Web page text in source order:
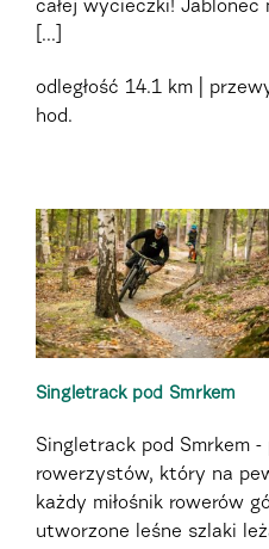
całej wycieczki! Jablonec
[...]
odległość 14.1 km
hod.
Singletrack pod Smrkem
Singletrack pod Smrkem
rowerzystów, który na
każdy miłośnik rowerów
utworzone leśne szlaki